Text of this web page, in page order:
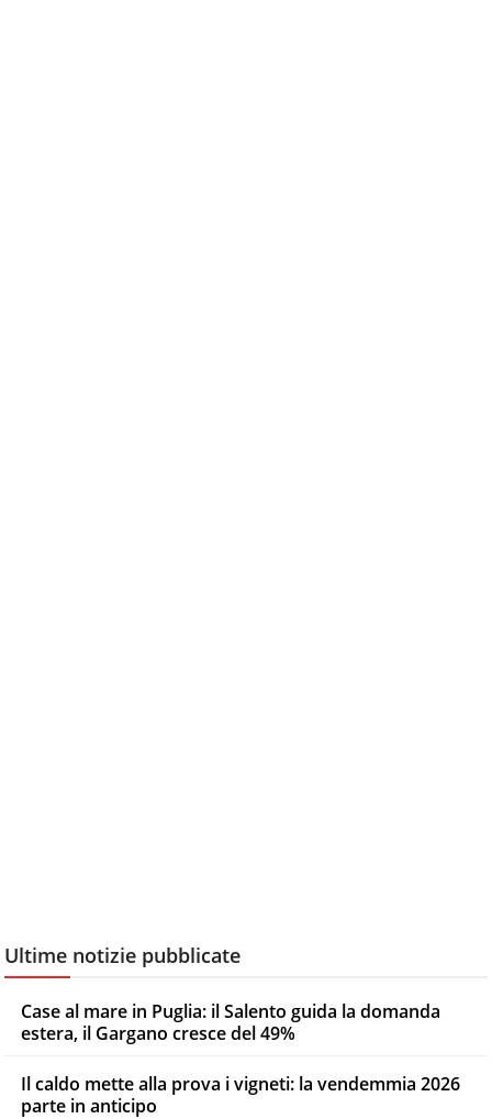
Ultime notizie pubblicate
Case al mare in Puglia: il Salento guida la domanda
estera, il Gargano cresce del 49%
Il caldo mette alla prova i vigneti: la vendemmia 2026
parte in anticipo